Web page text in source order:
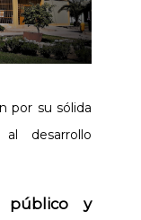
por su sólida
desarrollo
público y